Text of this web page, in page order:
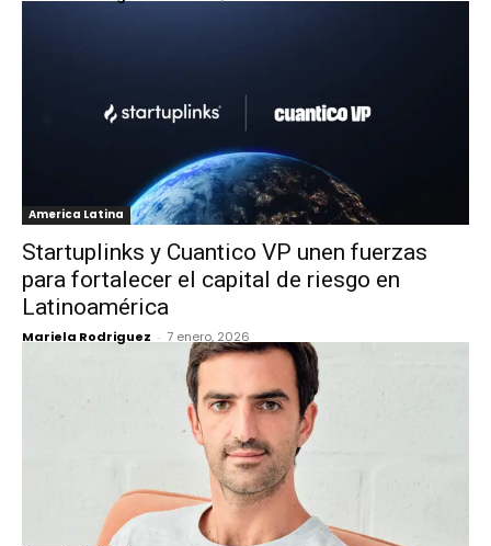
America Latina
Startuplinks y Cuantico VP unen fuerzas
para fortalecer el capital de riesgo en
Latinoamérica
Mariela Rodriguez - 7 enero, 2026